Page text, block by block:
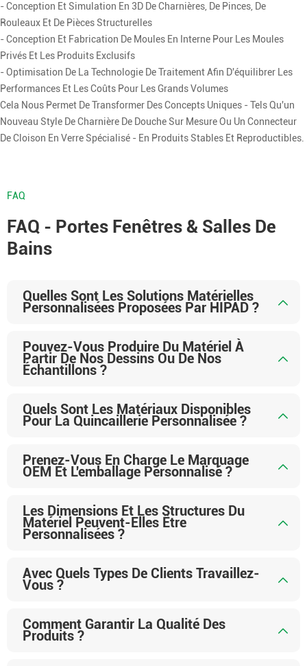
- Conception Et Simulation En 3D De Charnières, De Pinces, De
Rouleaux Et De Pièces Structurelles
- Conception Et Fabrication De Moules En Interne Pour Les Moules
Privés Et Les Produits Exclusifs
- Optimisation De La Technologie De Traitement Afin D'équilibrer Les
Performances Et Les Coûts Pour Les Grands Volumes
Cela Nous Permet De Transformer Des Concepts Uniques - Tels Qu'un
Nouveau Style De Charnière De Douche Sur Mesure Ou Un Connecteur
De Cloison En Verre Spécialisé - En Produits Stables Et Reproductibles.
FAQ
FAQ - Portes Fenêtres & Salles De
Bains
Quelles Sont Les Solutions Matérielles
Personnalisées Proposées Par HIPAD ?
Pouvez-Vous Produire Du Matériel À
Partir De Nos Dessins Ou De Nos
Échantillons ?
Quels Sont Les Matériaux Disponibles
Pour La Quincaillerie Personnalisée ?
Prenez-Vous En Charge Le Marquage
OEM Et L'emballage Personnalisé ?
Les Dimensions Et Les Structures Du
Matériel Peuvent-Elles Être
Personnalisées ?
Avec Quels Types De Clients Travaillez-
Vous ?
Comment Garantir La Qualité Des
Produits ?